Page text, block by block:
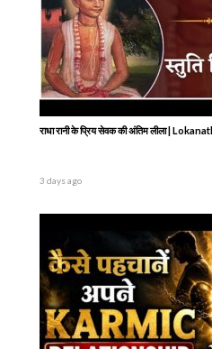
राधा रानी के प्रिय सेवक की अंतिम लीला |
3 days ago